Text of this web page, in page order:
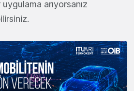
arıyorsanız